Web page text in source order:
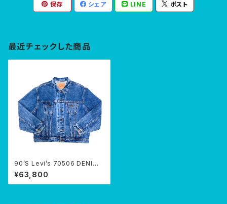
保存 シェア LINE ポスト
最近チェックした商品
90’S Levi’s 70506 DENIM J
KT
¥63,800